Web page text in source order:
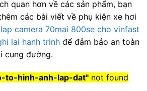
quan hơn về các sản phẩm, bạn
các bài viết về phụ kiện xe hơi
camera 70mai 800se cho vinfast
lai hanh trinh để đảm bảo an toàn
cung đường.
to-hinh-anh-lap-dat" not found